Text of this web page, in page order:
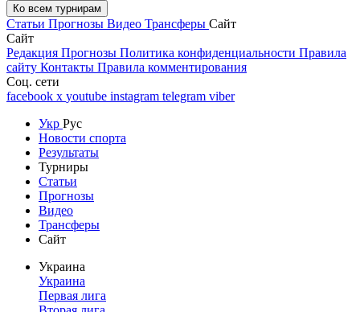
Ко всем турнирам
Статьи Прогнозы Видео Трансферы Сайт
Сайт
Редакция Прогнозы Политика конфиденциальности Правила
сайту Контакты Правила комментирования
Соц. сети
facebook x youtube instagram telegram viber
Укр Рус
Новости спорта
Результаты
Турниры
Статьи
Прогнозы
Видео
Трансферы
Сайт
Украина
Украина
Первая лига